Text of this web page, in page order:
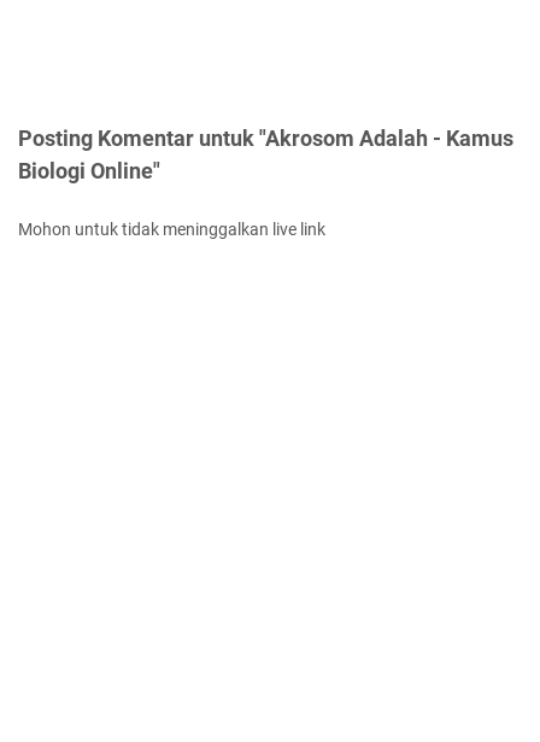
Posting Komentar untuk "Akrosom Adalah - Kamus
Biologi Online"
Mohon untuk tidak meninggalkan live link